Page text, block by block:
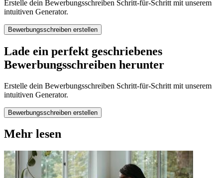
Erstelle dein Bewerbungsschreiben Schritt-für-Schritt mit unserem
intuitiven Generator.
Bewerbungsschreiben erstellen
Lade ein perfekt geschriebenes
Bewerbungsschreiben herunter
Erstelle dein Bewerbungsschreiben Schritt-für-Schritt mit unserem
intuitiven Generator.
Bewerbungsschreiben erstellen
Mehr lesen